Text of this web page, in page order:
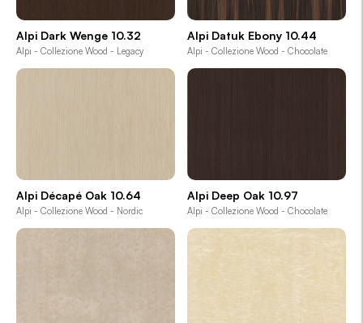
Alpi Dark Wenge 10.32
Alpi - Collezione Wood - Legacy
Alpi Datuk Ebony 10.44
Alpi - Collezione Wood - Chocolate
Alpi Décapé Oak 10.64
Alpi - Collezione Wood - Nordic
Alpi Deep Oak 10.97
Alpi - Collezione Wood - Chocolate